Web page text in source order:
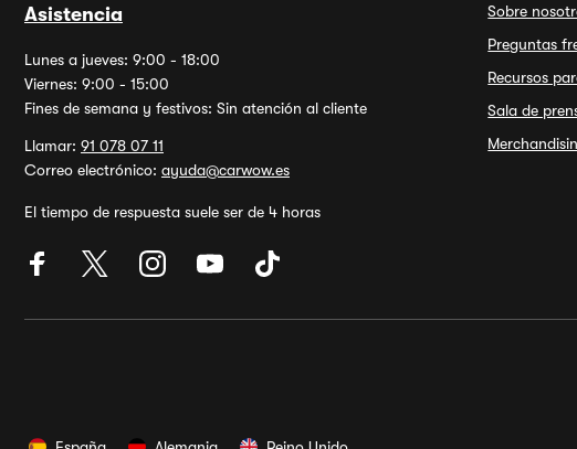
Asistencia
Lunes a jueves: 9:00 - 18:00
Viernes: 9:00 - 15:00
Fines de semana y festivos: Sin atención al cliente
Llamar: 91 078 07 11
Correo electrónico: ayuda@carwow.es
El tiempo de respuesta suele ser de 4 horas
Sobre
Preguntas
Recursos
Sala de